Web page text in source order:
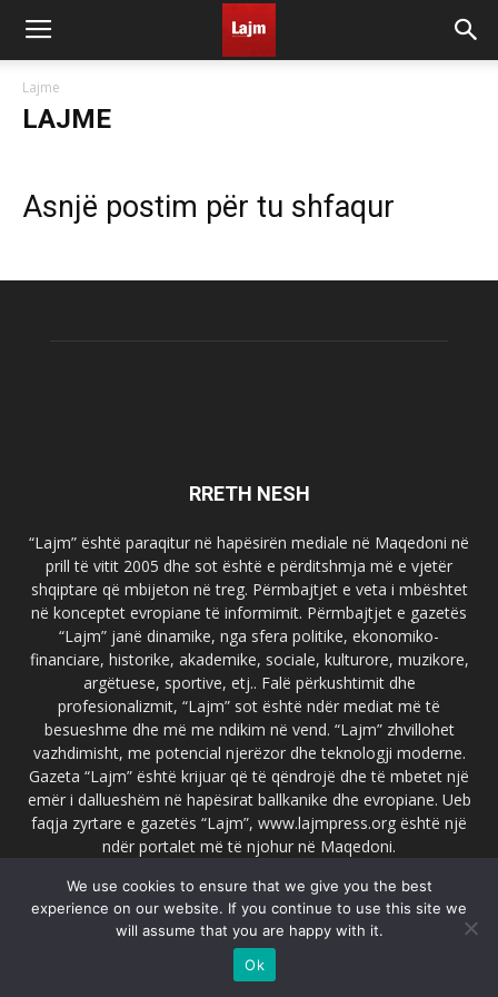
Lajme
LAJME
Asnjë postim për tu shfaqur
RRETH NESH
“Lajm” është paraqitur në hapësirën mediale në Maqedoni në
prill të vitit 2005 dhe sot është e përditshmja më e vjetër
shqiptare që mbijeton në treg. Përmbajtjet e veta i mbështet
në konceptet evropiane të informimit. Përmbajtjet e gazetës
“Lajm” janë dinamike, nga sfera politike, ekonomiko-
financiare, historike, akademike, sociale, kulturore, muzikore,
argëtuese, sportive, etj.. Falë përkushtimit dhe
profesionalizmit, “Lajm” sot është ndër mediat më të
besueshme dhe më me ndikim në vend. “Lajm” zhvillohet
vazhdimisht, me potencial njerëzor dhe teknologji moderne.
Gazeta “Lajm” është krijuar që të qëndrojë dhe të mbetet një
emër i dallueshëm në hapësirat ballkanike dhe evropiane. Ueb
faqja zyrtare e gazetës “Lajm”, www.lajmpress.org është një
ndër portalet më të njohur në Maqedoni.
Na kontakto:lajm.sk@gmail.com
We use cookies to ensure that we give you the best
experience on our website. If you continue to use this site we
will assume that you are happy with it.
Ok